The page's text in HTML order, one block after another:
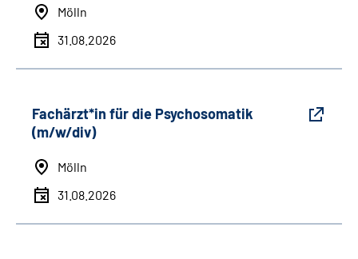
Mölln
31.08.2026
Fachärzt*in für die Psychosomatik
(m/w/div)
Mölln
31.08.2026